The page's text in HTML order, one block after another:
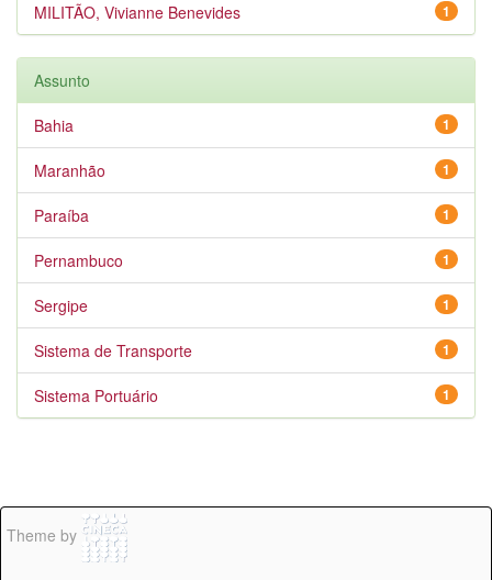
1
MILITÃO, Vivianne Benevides
Assunto
1
Bahia
1
Maranhão
1
Paraíba
1
Pernambuco
1
Sergipe
1
Sistema de Transporte
1
Sistema Portuário
Theme by